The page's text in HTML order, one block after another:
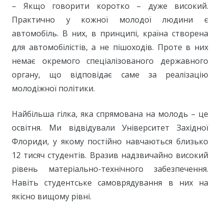
– Якщо говорити коротко – дуже високий.
Практично у кожної молодої людини є
автомобіль. В них, в принципі, країна створена
для автомобілістів, а не пішоходів. Проте в них
немає окремого спеціалізованого державного
органу, що відповідає саме за реалізацію
молодіжної політики.
Найбільша гілка, яка спрямована на молодь – це
освітня. Ми відвідували Університет Західної
Флориди, у якому постійно навчаються близько
12 тисяч студентів. Вразив надзвичайно високий
рівень матеріально-технічного забезпечення.
Навіть студентське самоврядування в них на
якісно вищому рівні.